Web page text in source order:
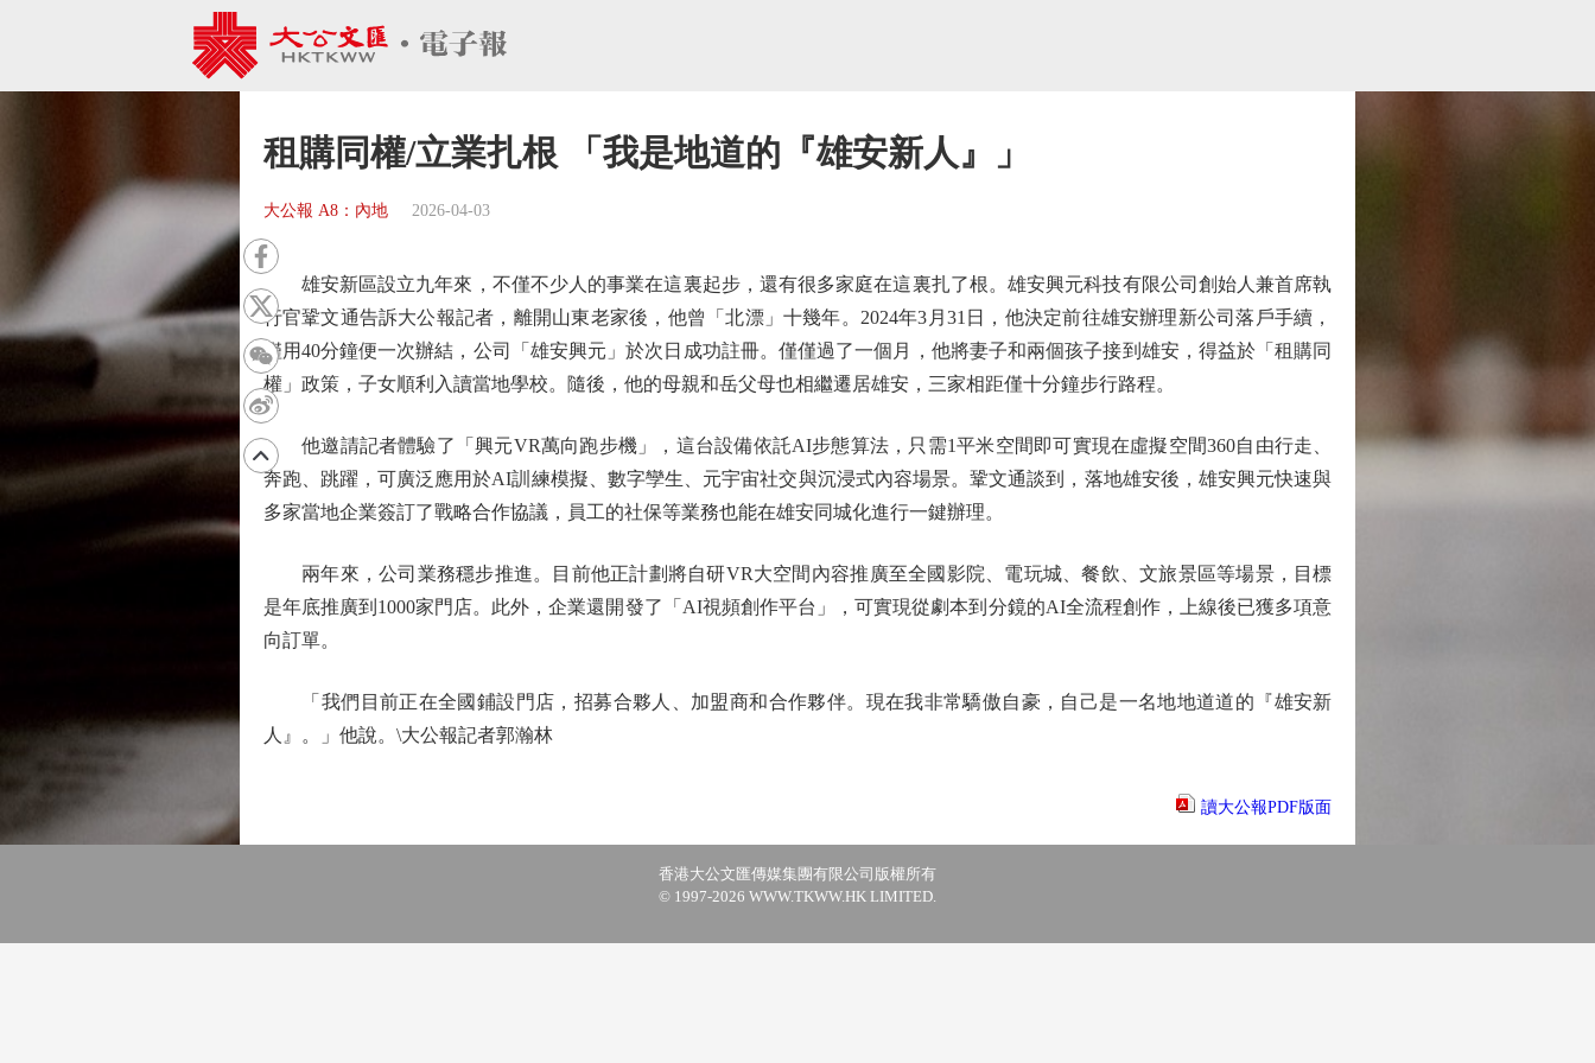
租購同權/立業扎根 「我是地道的『雄安新人』」
大公報 A8：內地 2026-04-03
雄安新區設立九年來，不僅不少人的事業在這裏起步，還有很多家庭在這裏扎了根。雄安興元科技有限公司創始人兼首席執
行官鞏文通告訴大公報記者，離開山東老家後，他曾「北漂」十幾年。2024年3月31日，他決定前往雄安辦理新公司落戶手續，
僅用40分鐘便一次辦結，公司「雄安興元」於次日成功註冊。僅僅過了一個月，他將妻子和兩個孩子接到雄安，得益於「租購同
權」政策，子女順利入讀當地學校。隨後，他的母親和岳父母也相繼遷居雄安，三家相距僅十分鐘步行路程。
他邀請記者體驗了「興元VR萬向跑步機」，這台設備依託AI步態算法，只需1平米空間即可實現在虛擬空間360自由行走、
奔跑、跳躍，可廣泛應用於AI訓練模擬、數字孿生、元宇宙社交與沉浸式內容場景。鞏文通談到，落地雄安後，雄安興元快速與
多家當地企業簽訂了戰略合作協議，員工的社保等業務也能在雄安同城化進行一鍵辦理。
兩年來，公司業務穩步推進。目前他正計劃將自研VR大空間內容推廣至全國影院、電玩城、餐飲、文旅景區等場景，目標
是年底推廣到1000家門店。此外，企業還開發了「AI視頻創作平台」，可實現從劇本到分鏡的AI全流程創作，上線後已獲多項意
向訂單。
「我們目前正在全國鋪設門店，招募合夥人、加盟商和合作夥伴。現在我非常驕傲自豪，自己是一名地地道道的『雄安新
人』。」他說。\大公報記者郭瀚林
讀大公報PDF版面
香港大公文匯傳媒集團有限公司版權所有
© 1997-2026 WWW.TKWW.HK LIMITED.